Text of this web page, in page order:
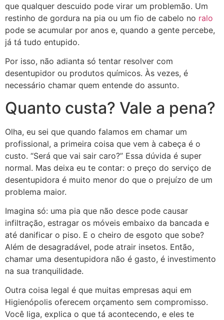
que qualquer descuido pode virar um problemão. Um
restinho de gordura na pia ou um fio de cabelo no ralo
pode se acumular por anos e, quando a gente percebe,
já tá tudo entupido.
Por isso, não adianta só tentar resolver com
desentupidor ou produtos químicos. Às vezes, é
necessário chamar quem entende do assunto.
Quanto custa? Vale a pena?
Olha, eu sei que quando falamos em chamar um
profissional, a primeira coisa que vem à cabeça é o
custo. “Será que vai sair caro?” Essa dúvida é super
normal. Mas deixa eu te contar: o preço do serviço de
desentupidora é muito menor do que o prejuízo de um
problema maior.
Imagina só: uma pia que não desce pode causar
infiltração, estragar os móveis embaixo da bancada e
até danificar o piso. E o cheiro de esgoto que sobe?
Além de desagradável, pode atrair insetos. Então,
chamar uma desentupidora não é gasto, é investimento
na sua tranquilidade.
Outra coisa legal é que muitas empresas aqui em
Higienópolis oferecem orçamento sem compromisso.
Você liga, explica o que tá acontecendo, e eles te